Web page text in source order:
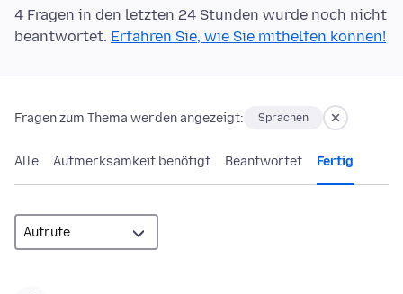
4 Fragen in den letzten 24 Stunden wurde noch nicht
beantwortet. Erfahren Sie, wie Sie mithelfen können!
Fragen zum Thema werden angezeigt: Sprachen
Alle Aufmerksamkeit benötigt Beantwortet Fertig